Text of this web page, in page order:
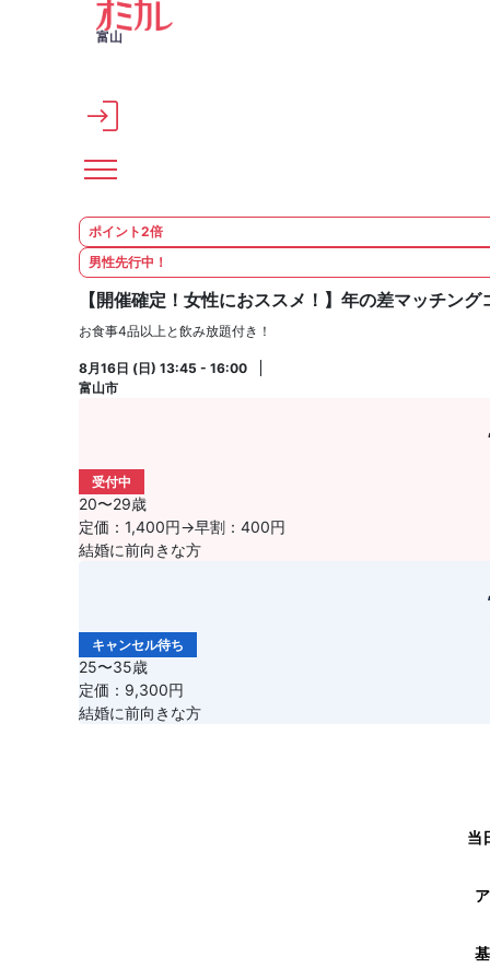
メインコンテンツへスキップ
富山
ポイント2倍
男性先行中！
【開催確定！女性におススメ！】年の差マッチング
お食事4品以上と飲み放題付き！
8月16日 (日) 13:45 - 16:00
富山市
受付中
20〜29歳
定価：1,400円→早割：400円
結婚に前向きな方
キャンセル待ち
25〜35歳
定価：9,300円
結婚に前向きな方
当